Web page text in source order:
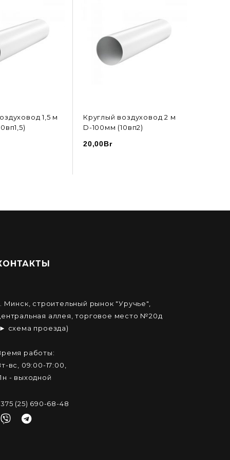
1,5 м
Круглый воздуховод 2 м
D-100мм (10вп2)
20,00Br
Минск, строительный рынок "Уручье",
аллея, торговое место №20д
схема проезда)
работы:
вс, 09:00-17:00,
- выходной
(25) 690-68-48